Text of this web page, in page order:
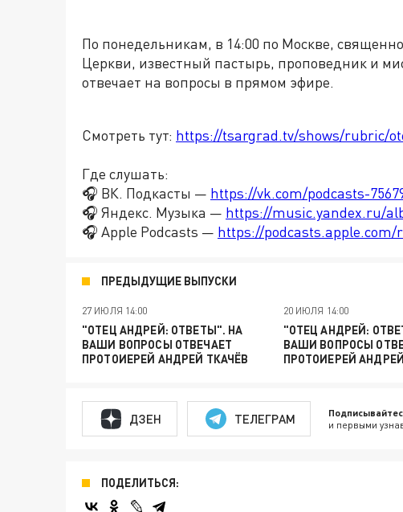
По понедельникам, в 14:00 по Москве,
Церкви, известный пастырь, проповедник и
отвечает на вопросы в прямом эфире.
Смотреть тут: https://tsargrad.tv/shows/rubric/
Где слушать:
🎧 ВК. Подкасты — https://vk.com/podcasts-
🎧 Яндекс. Музыка — https://music.yandex.ru/
🎧 Apple Podcasts — https://podcasts.apple.com/
ПРЕДЫДУЩИЕ ВЫПУСКИ
27 ИЮЛЯ 14:00
"ОТЕЦ АНДРЕЙ: ОТВЕТЫ". НА
ВАШИ ВОПРОСЫ ОТВЕЧАЕТ
ПРОТОИЕРЕЙ АНДРЕЙ ТКАЧЁВ
20 ИЮЛЯ 14:00
"ОТЕЦ АНДРЕЙ:
ВАШИ ВОПРОСЫ
ПРОТОИЕРЕЙ
ДЗЕН ТЕЛЕГРАМ и первыми
ПОДЕЛИТЬСЯ: